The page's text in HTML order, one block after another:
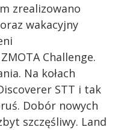
zrealizowano
wakacyjny
Challenge.
Na kołach
STT i tak
Dobór nowych
szczęśliwy. Land